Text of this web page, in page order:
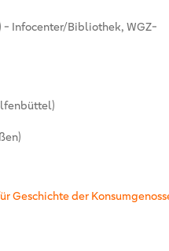
- Infocenter/Bibliothek, WGZ-
Geschichte der